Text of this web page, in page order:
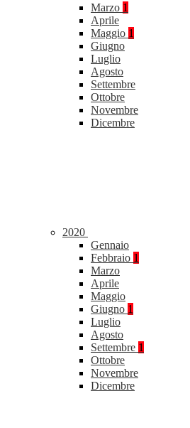
Marzo 1
Aprile
Maggio 1
Giugno
Luglio
Agosto
Settembre
Ottobre
Novembre
Dicembre
2020
Gennaio
Febbraio 1
Marzo
Aprile
Maggio
Giugno 1
Luglio
Agosto
Settembre 1
Ottobre
Novembre
Dicembre